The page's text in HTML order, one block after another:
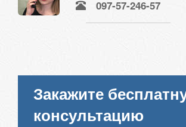
097-57-246-57
Закажите
консультацию